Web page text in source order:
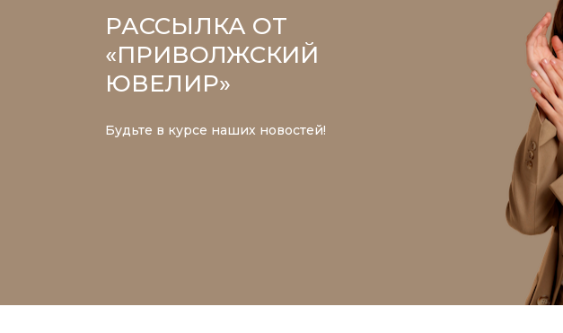
РАССЫЛКА ОТ
«ПРИВОЛЖСКИЙ
ЮВЕЛИР»
Будьте в курсе наших новостей!